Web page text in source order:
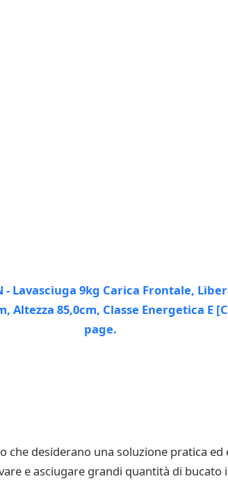
che desiderano una soluzione pratica
e asciugare grandi quantità di